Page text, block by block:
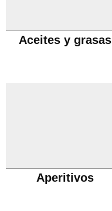
Aceites y grasas
Aperitivos